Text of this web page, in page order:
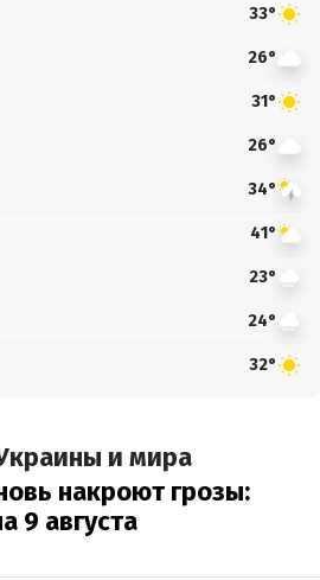
33°
26°
31°
26°
34°
41°
23°
24°
32°
и мира
накроют грозы:
9 августа